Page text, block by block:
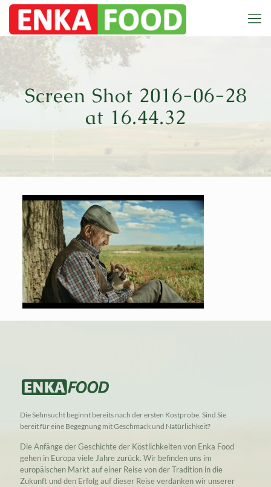
Screen Shot 2016-06-28
at 16.44.32
Die Sehnsucht beginnt bereits nach der ersten Kostprobe. Sind Sie
bereit für eine Begegnung mit Geschmack und Natürlichkeit?
Die Anfänge der Geschichte der Köstlichkeiten von Enka Food
gehen in Europa viele Jahre zurück. Wir befinden uns im
europäischen Markt auf einer Reise von der Tradition in die
Zukunft und den Erfolg auf dieser Reise verdanken wir unserer